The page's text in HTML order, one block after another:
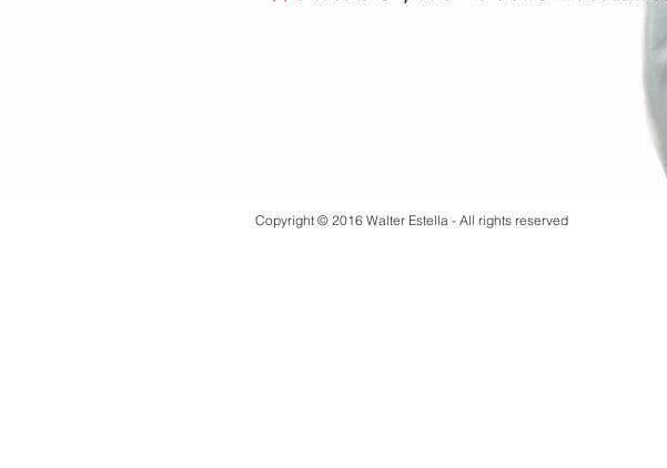
Copyright © 2016 Walter Estella - All rights reserved